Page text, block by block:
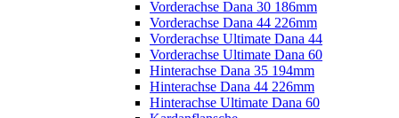
Vorderachse Dana 30 186mm
Vorderachse Dana 44 226mm
Vorderachse Ultimate Dana 44
Vorderachse Ultimate Dana 60
Hinterachse Dana 35 194mm
Hinterachse Dana 44 226mm
Hinterachse Ultimate Dana 60